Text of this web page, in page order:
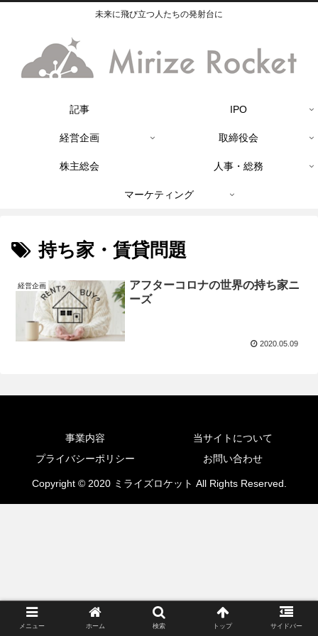
未来に飛び立つ人たちの発射台に
記事 IPO
経営企画 取締役会
株主総会 人事・総務
マーケティング
持ち家・賃貸問題
経営企画
アフターコロナの世界の持ち家ニ
ーズ
2020.05.09
事業内容
当サイトについて
プライバシーポリシー
お問い合わせ
Copyright © 2020 ミライズロケット All Rights Reserved.
メニュー ホーム 検索 トップ サイドバー